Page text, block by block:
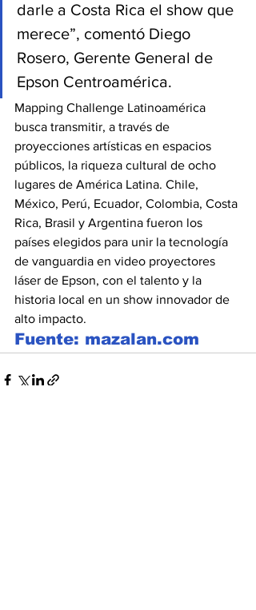
darle a Costa Rica el show que
merece”, comentó Diego
Rosero, Gerente General de
Epson Centroamérica.
Mapping Challenge Latinoamérica
busca transmitir, a través de
proyecciones artísticas en espacios
públicos, la riqueza cultural de ocho
lugares de América Latina. Chile,
México, Perú, Ecuador, Colombia, Costa
Rica, Brasil y Argentina fueron los
países elegidos para unir la tecnología
de vanguardia en video proyectores
láser de Epson, con el talento y la
historia local en un show innovador de
alto impacto.
Fuente: mazalan.com